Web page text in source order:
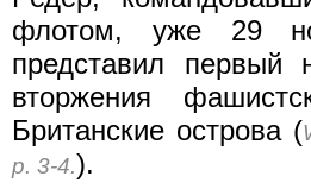
флотом, уже 29
представил первый
вторжения
Британские острова (
p. 3-4.).